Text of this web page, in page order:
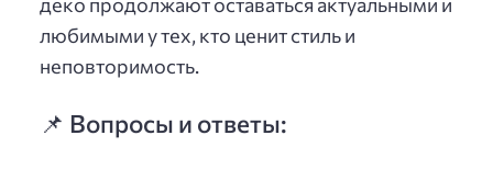
любимыми у тех, кто ценит стиль и
неповторимость.
📌 Вопросы и ответы: